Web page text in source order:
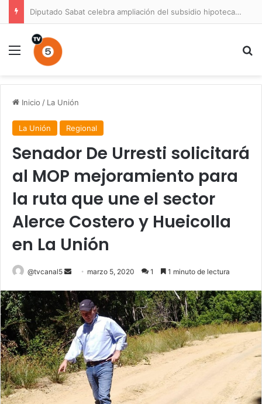
Diputado Sabat celebra ampliación del subsidio hipotecario con viviendas de hasta 6.000 UF
Menú
Inicio / La Unión
La Unión Regional
Senador De Urresti solicitará
al MOP mejoramiento para
la ruta que une el sector
Alerce Costero y Hueicolla
en La Unión
@tvcanal5
Send
email
marzo 5, 2020 1 1 minuto de lectura